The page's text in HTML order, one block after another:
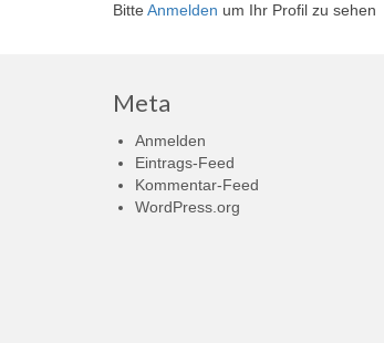
Bitte Anmelden um Ihr Profil zu sehen
Meta
Anmelden
Eintrags-Feed
Kommentar-Feed
WordPress.org